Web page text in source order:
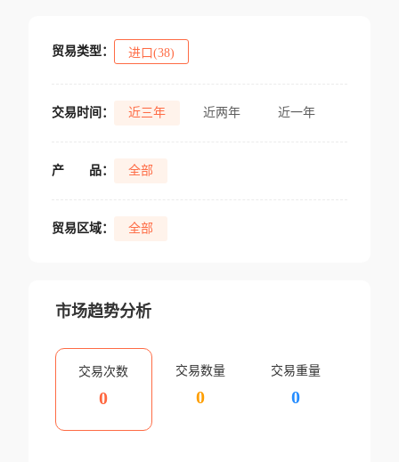
贸易类型： 进口(38)
交易时间： 近三年 近两年 近一年
产 品： 全部
贸易区域： 全部
市场趋势分析
交易次数
0
交易数量
0
交易重量
0